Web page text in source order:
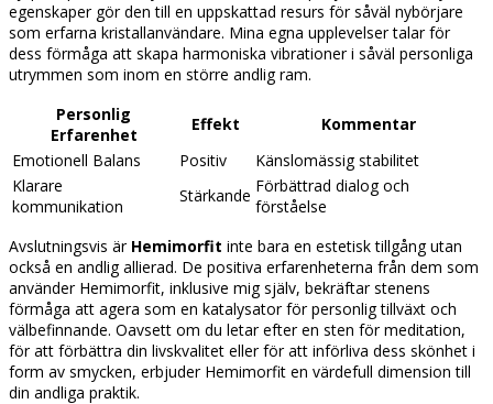
egenskaper gör den till en uppskattad resurs för såväl nybörjare
som erfarna kristallanvändare. Mina egna upplevelser talar för
dess förmåga att skapa harmoniska vibrationer i såväl personliga
utrymmen som inom en större andlig ram.
Personlig
Erfarenhet
Effekt
Kommentar
Emotionell Balans
Positiv
Känslomässig stabilitet
Klarare
kommunikation
Stärkande Förbättrad dialog och
förståelse
Avslutningsvis är Hemimorfit inte bara en estetisk tillgång utan
också en andlig allierad. De positiva erfarenheterna från dem som
använder Hemimorfit, inklusive mig själv, bekräftar stenens
förmåga att agera som en katalysator för personlig tillväxt och
välbefinnande. Oavsett om du letar efter en sten för meditation,
för att förbättra din livskvalitet eller för att införliva dess skönhet i
form av smycken, erbjuder Hemimorfit en värdefull dimension till
din andliga praktik.